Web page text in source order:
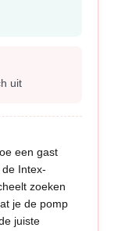
uit
een gast
Intex-
zoeken
je de pomp
juiste